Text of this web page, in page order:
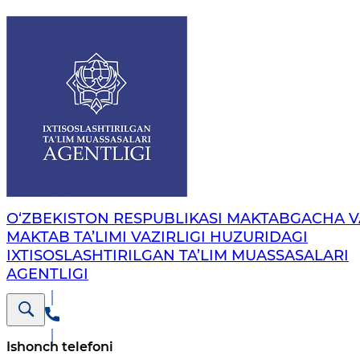
O‘ZBEKISTON RESPUBLIKASI MAKTABGACHA
MAKTAB TA’LIMI VAZIRLIGI HUZURIDAGI
IXTISOSLASHTIRILGAN TA’LIM MUASSASALARI
AGENTLIGI
Ishonch telefoni